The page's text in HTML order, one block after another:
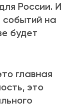
России. И
событий на
будет
главная
это